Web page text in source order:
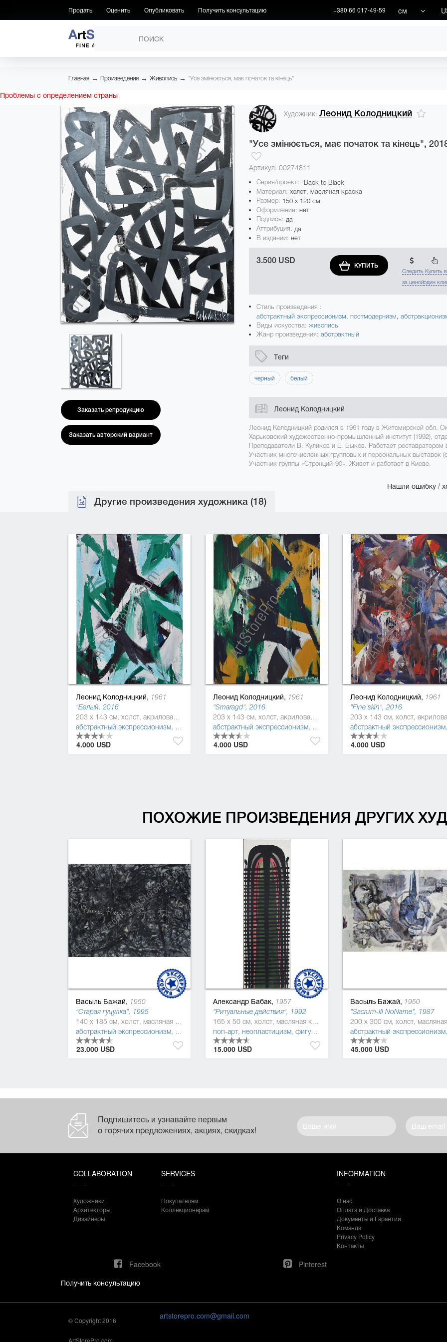
Продать Оценить Опубликовать Получить консультацию +380 66 017-49-59 см
ПРОИЗВЕДЕНИЯ
Главная → Произведения → Живопись → "Усе змінюється, має початок та кінець"
Проблемы с определением страны
Заказать репродукцию
Заказать авторский вариант
Художник: Леонид Колодницкий
"Усе змінюється, має початок та кінець",
Артикул: 00274811
Серия/проект: "Back to Black"
Материал: холст, масляная краска
Размер: 150 x 120 см
Оформление: нет
Подпись: да
Аттрибуция: да
В издании: нет
3.500 USD
КУПИТЬ
Следить
за ценой
Купить в
один
Стиль произведения :
абстрактный экспрессионизм, постмодернизм,
Виды искусства: живопись
Жанр произведения: абстрактный
Теги
черный белый
Леонид Колодницкий
Леонид Колодницкий родился в 1961 году в Житомирской обл.
Харьковский художественно-промышленный институт (1992),
Преподаватели В. Куликов и Е. Быков. Работает
Участник многочисленных групповых и персональных выставок
Участник группы «Стронций-90». Живет и работает в Киеве.
Нашли ошибку /
Другие произведения художника (18)
Леонид Колодницкий, 1961
"Белый, 2016
203 x 143 см, холст, акриловая краска, масляная краска, эмаль
абстрактный экспрессионизм, абстракционизм,постмодернизм
4.000 USD
Леонид Колодницкий, 1961
"Smaragd", 2016
203 x 143 см, холст, акриловая краска, масляная краска, эмаль
абстрактный экспрессионизм, абстракционизм,постмодернизм
4.000 USD
Леонид Колодницкий, 1961
"Fine skin", 2016
абстрактный экспрессионизм,
4.000 USD
ПОХОЖИЕ ПРОИЗВЕДЕНИЯ ДРУГИХ
Васыль Бажай, 1950
"Старая гуцулка", 1995
140 x 185 см, холст, масляная краска
абстрактный экспрессионизм, леттризм постмодернизм,абстракционизм
23.000 USD
Александр Бабак, 1957
"Ритуальные действия", 1992
165 x 50 см, холст, масляная краска
поп-арт, неопластицизм, фигуратив
15.000 USD
Васыль Бажай, 1950
"Sacrum-ІІІ NoName", 1987
абстрактный экспрессионизм,
45.000 USD
Подпишитесь и узнавайте первым
о горячих предложениях, акциях, скидках!
COLLABORATION
Художники
Архитекторы
Дизайнеры
SERVICES
Покупателям
Коллекционерам
INFORMATION
О нас
Оплата и Доставка
Документы и Гарантии
Команда
Privacy Policy
Контакты
Facebook Pinterest
Получить консультацию
© Copyright 2016
ArtStorePro.com
artstorepro.com@gmail.com